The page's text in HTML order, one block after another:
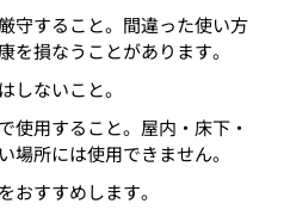
守すること。間違った使い方
を損なうことがあります。
しないこと。
使用すること。屋内・床下・
場所には使用できません。
おすすめします。